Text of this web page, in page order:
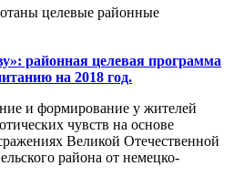
целевые районные
районная целевая программа
на 2018 год.
и формирование у жителей
чувств на основе
Великой Отечественной
района от немецко-